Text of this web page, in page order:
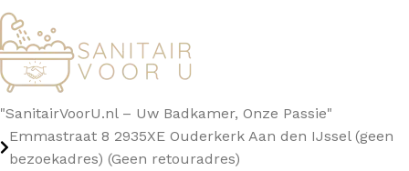
"SanitairVoorU.nl – Uw Badkamer, Onze Passie"
Emmastraat 8 2935XE Ouderkerk Aan den IJssel (geen
bezoekadres) (Geen retouradres)